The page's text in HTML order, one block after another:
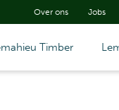
Over ons Jobs
Timber